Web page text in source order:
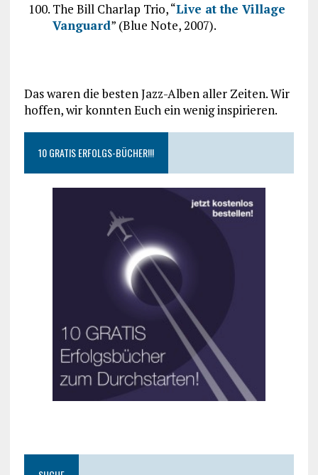
The Bill Charlap Trio, “Live at the Village
Vanguard” (Blue Note, 2007).
Das waren die besten Jazz-Alben aller Zeiten. Wir
hoffen, wir konnten Euch ein wenig inspirieren.
10 GRATIS ERFOLGS-BÜCHER!!!